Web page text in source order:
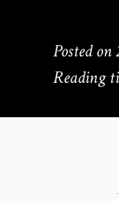
Posted on
Reading